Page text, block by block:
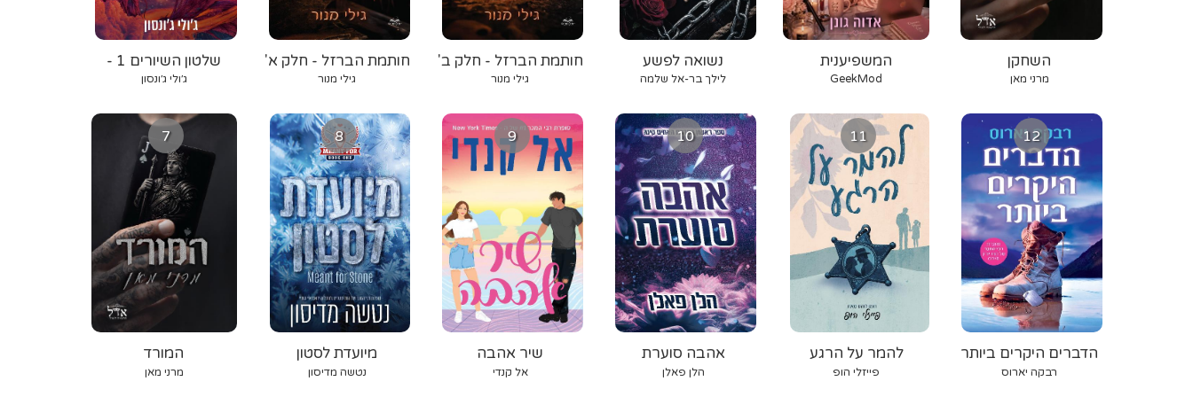
שלטון השיורים 1 -
אורגת הרוח
ג׳ולי ג׳ונסון
חותמת הברזל - חלק א'
גילי מנור
חותמת הברזל - חלק ב'
גילי מנור
נשואה לפשע
לילך בר-אל שלמה
המשפיענית
GeekMod
השחקן
מרני מאן
7
המורד
מרני מאן
8
מיועדת לסטון
נטשה מדיסון
9
שיר אהבה
אל קנדי
10
אהבה סוערת
הלן פאלן
11
להמר על הרגע
פייזלי הופ
12
הדברים היקרים ביותר
רבקה יארוס